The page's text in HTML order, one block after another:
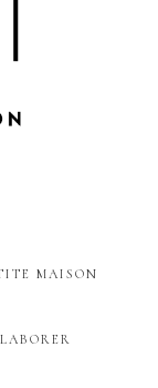
MAISON